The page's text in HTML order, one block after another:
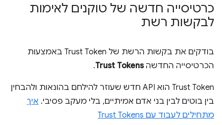
כרטיסייה חדשה של טוקנים לאימות
לבקשות רשת
בודקים את בקשות הרשת של Trust Token באמצעות
הכרטיסייה החדשהTrust Tokens
.
Trust Token הוא API חדש שעוזר להילחם בהונאות ולהבחין
בין בוטים לבין בני אדם אמיתיים, בלי מעקב פסיבי. איך
מתחילים לעבוד עם Trust Tokens